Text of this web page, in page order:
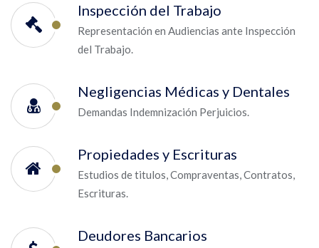
Inspección del Trabajo
Representación en Audiencias ante Inspección
del Trabajo.
Negligencias Médicas y Dentales
Demandas Indemnización Perjuicios.
Propiedades y Escrituras
Estudios de titulos, Compraventas, Contratos,
Escrituras.
Deudores Bancarios